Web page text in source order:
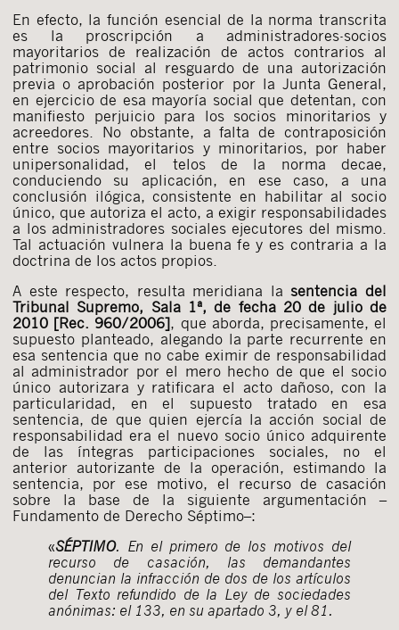
En efecto, la función esencial de la norma transcrita
es la proscripción a administradores-socios
mayoritarios de realización de actos contrarios al
patrimonio social al resguardo de una autorización
previa o aprobación posterior por la Junta General,
en ejercicio de esa mayoría social que detentan, con
manifiesto perjuicio para los socios minoritarios y
acreedores. No obstante, a falta de contraposición
entre socios mayoritarios y minoritarios, por haber
unipersonalidad, el telos de la norma decae,
conduciendo su aplicación, en ese caso, a una
conclusión ilógica, consistente en habilitar al socio
único, que autoriza el acto, a exigir responsabilidades
a los administradores sociales ejecutores del mismo.
Tal actuación vulnera la buena fe y es contraria a la
doctrina de los actos propios.
A este respecto, resulta meridiana lasentencia del
Tribunal Supremo, Sala 1ª, de fecha 20 de julio de
2010 [Rec. 960/2006], que aborda, precisamente, el
supuesto planteado, alegando la parte recurrente en
esa sentencia que no cabe eximir de responsabilidad
al administrador por el mero hecho de que el socio
único autorizara y ratificara el acto dañoso, con la
particularidad, en el supuesto tratado en esa
sentencia, de que quien ejercía la acción social de
responsabilidad era el nuevo socio único adquirente
de las íntegras participaciones sociales, no el
anterior autorizante de la operación, estimando la
sentencia, por ese motivo, el recurso de casación
sobre la base de la siguiente argumentación –
Fundamento de Derecho Séptimo–:
«SÉPTIMO. En el primero de los motivos del
recurso de casación, las demandantes
denuncian la infracción de dos de los artículos
del Texto refundido de la Ley de sociedades
anónimas: el 133, en su apartado 3, y el 81.